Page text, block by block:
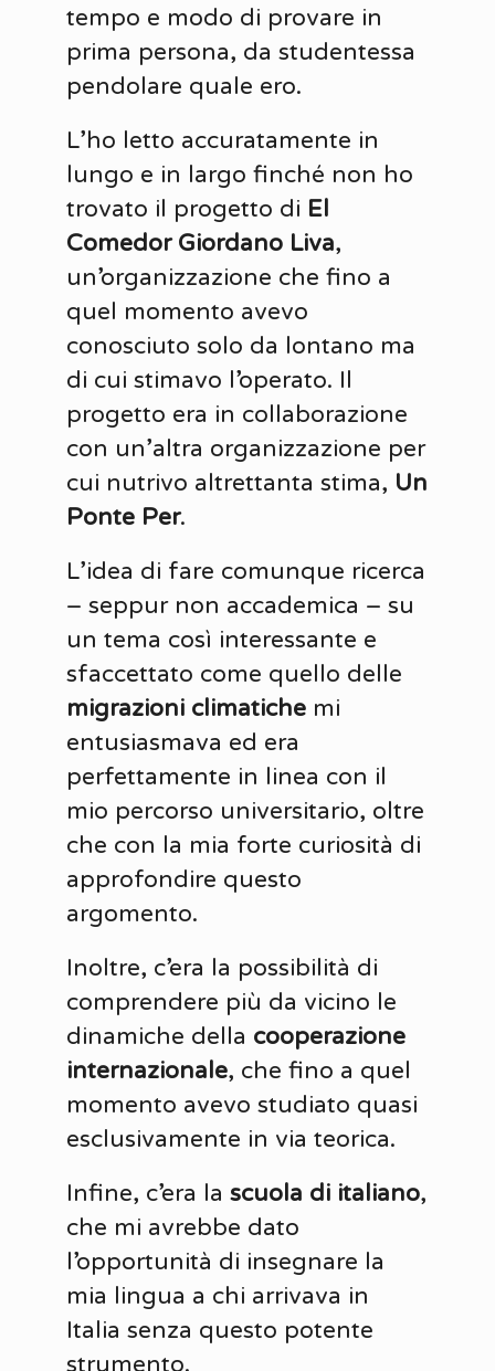
tempo e modo di provare in
prima persona, da studentessa
pendolare quale ero.
L’ho letto accuratamente in
lungo e in largo finché non ho
trovato il progetto di El
Comedor Giordano Liva,
un’organizzazione che fino a
quel momento avevo
conosciuto solo da lontano ma
di cui stimavo l’operato. Il
progetto era in collaborazione
con un’altra organizzazione per
cui nutrivo altrettanta stima, Un
Ponte Per.
L’idea di fare comunque ricerca
– seppur non accademica – su
un tema così interessante e
sfaccettato come quello delle
migrazioni climatiche mi
entusiasmava ed era
perfettamente in linea con il
mio percorso universitario, oltre
che con la mia forte curiosità di
approfondire questo
argomento.
Inoltre, c’era la possibilità di
comprendere più da vicino le
dinamiche della cooperazione
internazionale, che fino a quel
momento avevo studiato quasi
esclusivamente in via teorica.
Infine, c’era la scuola di italiano,
che mi avrebbe dato
l’opportunità di insegnare la
mia lingua a chi arrivava in
Italia senza questo potente
strumento.